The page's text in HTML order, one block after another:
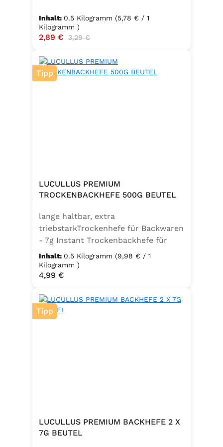
Hartweizengrieß, frische Eier
(Güteklasse A), Trinkwasser ✅
Hergestellt in Baden – Qualität seit
Inhalt: 0.5 Kilogramm (5,78 € / 1
Kilogramm )
Verkaufspreis:
2,89 € Regulärer Preis:
3,29 €
Tipp
LUCULLUS PREMIUM
TROCKENBACKHEFE 500G BEUTEL
lange haltbar, extra
triebstarkTrockenhefe für Backwaren
- 7g Instant Trockenbackhefe für
500g Weizenmehl, entspricht 25g
FrischhefeZutaten: Trockenbackhefe,
Emulgator Sorbitanmonostearat
Inhalt: 0.5 Kilogramm (9,98 € / 1
Kilogramm )
Regulärer Preis:
4,99 €
Tipp
LUCULLUS PREMIUM BACKHEFE 2 X
7G BEUTEL